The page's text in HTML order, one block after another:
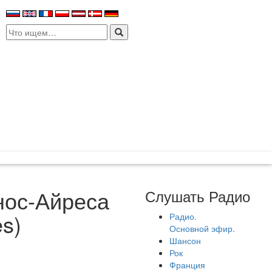
Search
for:
Айреса Слушать Радио
Радио.
Основной эфир.
Шансон
Рок
Франция